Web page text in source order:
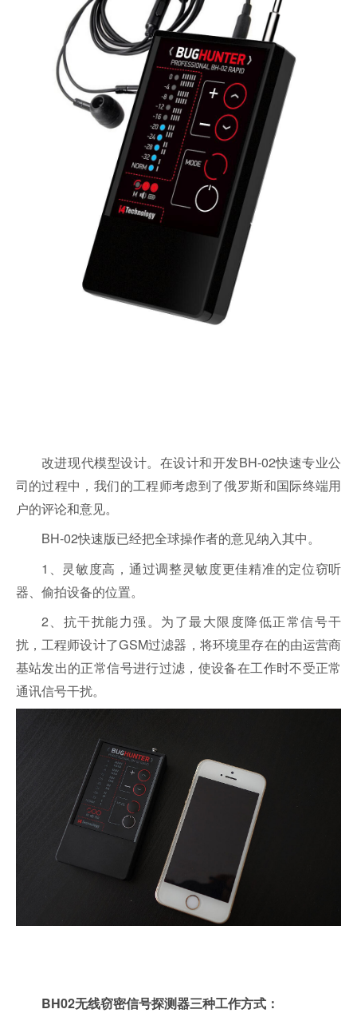
改进现代模型设计。在设计和开发BH-02快速专业公
司的过程中，我们的工程师考虑到了俄罗斯和国际终端用
户的评论和意见。
BH-02快速版已经把全球操作者的意见纳入其中。
1、灵敏度高，通过调整灵敏度更佳精准的定位窃听
器、偷拍设备的位置。
2、抗干扰能力强。为了最大限度降低正常信号干
扰，工程师设计了GSM过滤器，将环境里存在的由运营商
基站发出的正常信号进行过滤，使设备在工作时不受正常
通讯信号干扰。
BH02无线窃密信号探测器三种工作方式：